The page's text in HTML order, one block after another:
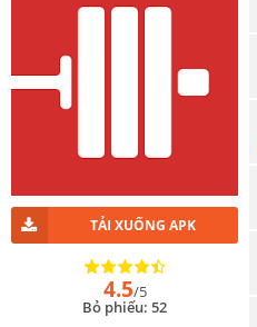
TẢI XUỐNG APK
4.5/5
Bỏ phiếu: 52